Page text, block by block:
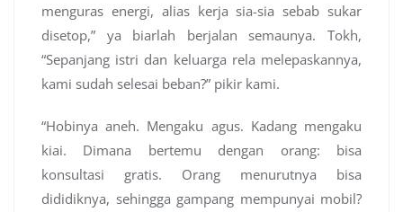
menguras energi, alias kerja sia-sia sebab sukar
disetop,” ya biarlah berjalan semaunya. Tokh,
“Sepanjang istri dan keluarga rela melepaskannya,
kami sudah selesai beban?” pikir kami.
“Hobinya aneh. Mengaku agus. Kadang mengaku
kiai. Dimana bertemu dengan orang: bisa
konsultasi gratis. Orang menurutnya bisa
dididiknya, sehingga gampang mempunyai mobil?